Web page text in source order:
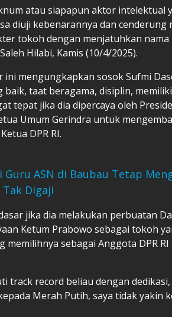
atau siapapun aktor intelektual
diuji kebenarannya dan cenderung
tokoh dengan menjatuhkan nama
Hilabi, Kamis (10/4/2025).
ini mengungkapkan sosok Sufmi
baik, taat beragama, disiplin,
tepat jika dia dipercaya oleh
Umum Gerindra untuk
DPR RI.
Guru ASN di Baubau Tetap
Digaji
jika dia melakukan perbuatan
Ketum Prabowo sebagai tokoh
memilihnya sebagai Anggota DPR
track record beliau dengan
Merah Putih, saya tidak yakin